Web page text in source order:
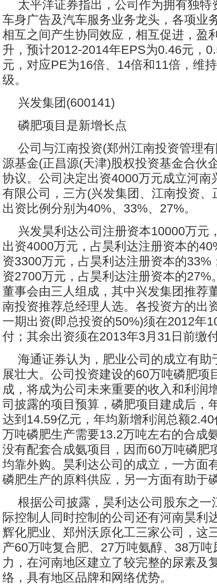
太平洋证券指出，公司作为拥有独特
车身广告及汽车服务业务龙头，各项业
相互之间产生协同效应，相互促进，盈
升，预计2012-2014年EPS为0.46元，
元，对应PE为16倍、14倍和11倍，维持
级。
兴发集团(600141)
磷肥项目是新增长点
公司与江南投资(郑州江南投资管理
源基金(正昌源(天津)股权投资基金合伙
协议。公司决定出资4000万元成立河南
有限公司，三方(兴发集团、江南投资、
出资比例分别为40%、33%、27%。
兴发昊利达公司注册资本10000万元
出资4000万元，占昊利达注册资本的
资3300万元，占昊利达注册资本的33%
资2700万元，占昊利达注册资本的27%
董事会由三人组成，其中兴发集团推荐
南投资推荐总经理人选。各投资方的出
一期出资(即总投资的50%)须在2012年
付；其余出资须在2013年3月31日前缴
海通证券认为，肥业公司的成立有助
展壮大。公司投资建设的60万吨磷肥项
成，将成为公司未来重要的收入和利润
司披露的项目预算，磷肥项目建成后，
达到14.59亿元，年均新增利润总额
万吨磷肥生产需要13.2万吨左右的合成
没有配套合成氨项目，因而60万吨磷肥
均靠外购。昊利达公司的成立，一方面
磷肥生产的原料供应，另一方面有助于
根据公司披露，昊利达公司股东之一
际控制人同时控制的公司还有河南昊利
辉化肥业、郑州沃原化工三家公司，这
产60万吨复合肥、27万吨氨醇、38万吨
力，在河南地区建立了较完整的尿素及
络，具有地区品牌和网络优势。